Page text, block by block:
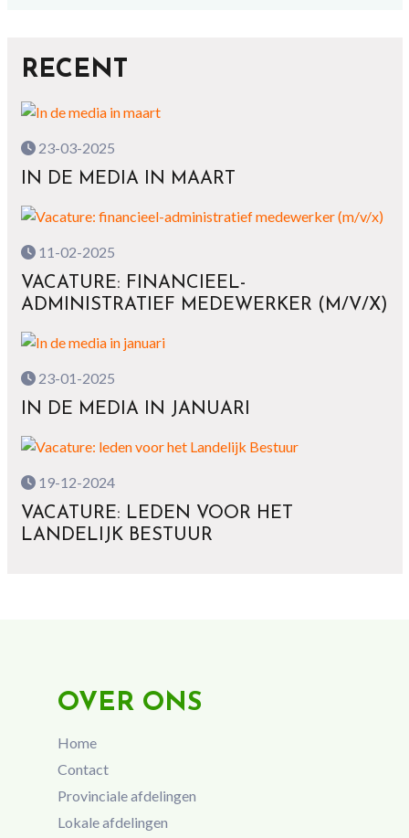
RECENT
23-03-2025
IN DE MEDIA IN MAART
11-02-2025
VACATURE: FINANCIEEL-
ADMINISTRATIEF MEDEWERKER (M/V/X)
23-01-2025
IN DE MEDIA IN JANUARI
19-12-2024
VACATURE: LEDEN VOOR HET
LANDELIJK BESTUUR
OVER ONS
Home
Contact
Provinciale afdelingen
Lokale afdelingen